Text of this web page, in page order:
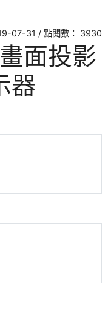
07-31 / 點閱數： 3930
面投影
器